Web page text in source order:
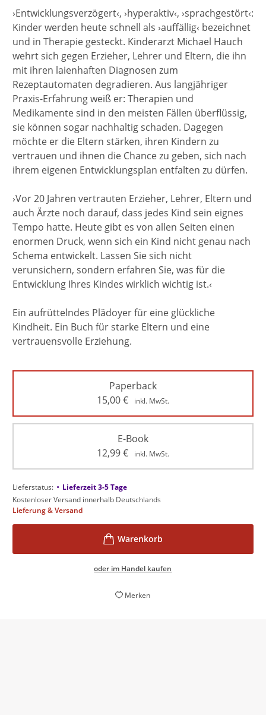
›Entwicklungsverzögert‹, ›hyperaktiv‹, ›sprachgestört‹:
Kinder werden heute schnell als ›auffällig‹ bezeichnet
und in Therapie gesteckt. Kinderarzt Michael Hauch
wehrt sich gegen Erzieher, Lehrer und Eltern, die ihn
mit ihren laienhaften Diagnosen zum
Rezeptautomaten degradieren. Aus langjähriger
Praxis-Erfahrung weiß er: Therapien und
Medikamente sind in den meisten Fällen überflüssig,
sie können sogar nachhaltig schaden. Dagegen
möchte er die Eltern stärken, ihren Kindern zu
vertrauen und ihnen die Chance zu geben, sich nach
ihrem eigenen Entwicklungsplan entfalten zu dürfen.
›Vor 20 Jahren vertrauten Erzieher, Lehrer, Eltern und
auch Ärzte noch darauf, dass jedes Kind sein eignes
Tempo hatte. Heute gibt es von allen Seiten einen
enormen Druck, wenn sich ein Kind nicht genau nach
Schema entwickelt. Lassen Sie sich nicht
verunsichern, sondern erfahren Sie, was für die
Entwicklung Ihres Kindes wirklich wichtig ist.‹
Ein aufrüttelndes Plädoyer für eine glückliche
Kindheit. Ein Buch für starke Eltern und eine
vertrauensvolle Erziehung.
Paperback
15,00€ inkl. MwSt.
E-Book
12,99€ inkl. MwSt.
Lieferstatus: • Lieferzeit 3-5 Tage
Kostenloser Versand innerhalb Deutschlands
Lieferung & Versand
oder im Handel kaufen
Merken